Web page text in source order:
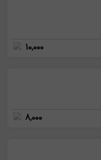
10,000
8,000